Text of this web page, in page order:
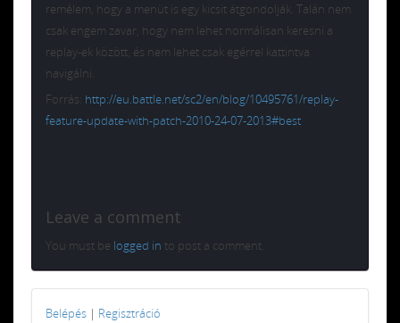
remélem, hogy a menüt is egy kicsit átgondolják. Talán nem
csak engem zavar, hogy nem lehet normálisan keresni a
replay-ek között, és nem lehet csak egérrel kattintva
navigálni.
Forrás: http://eu.battle.net/sc2/en/blog/10495761/replay-
feature-update-with-patch-2010-24-07-2013#best
Leave a comment
You must be logged in to post a comment.
Belépés | Regisztráció